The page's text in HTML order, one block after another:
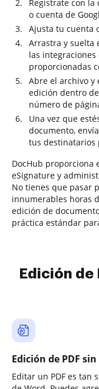
Regístrate con
o cuenta de
Ajusta tu cuenta
Arrastra y suelta
las
proporcionadas
Abre el archivo y
edición dentro
número de
Una vez que
documento,
tus destinatarios
DocHub proporciona
eSignature y
No tienes que pasar
innumerables horas
edición de
práctica estándar
Edición de
Edición de PDF
Editar un PDF es tan